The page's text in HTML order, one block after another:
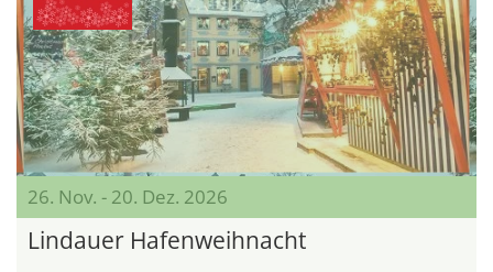
26. Nov. - 20. Dez. 2026
Lindauer Hafenweihnacht